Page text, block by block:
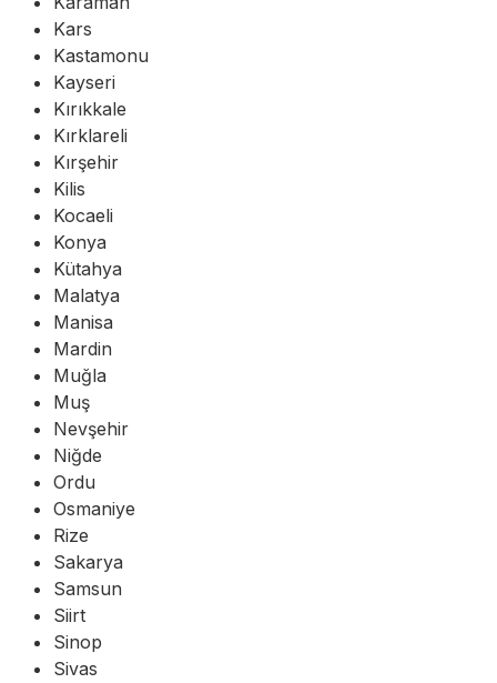
Kars
Kastamonu
Kayseri
Kırıkkale
Kırklareli
Kırşehir
Kilis
Kocaeli
Konya
Kütahya
Malatya
Manisa
Mardin
Muğla
Muş
Nevşehir
Niğde
Ordu
Osmaniye
Rize
Sakarya
Samsun
Siirt
Sinop
Sivas